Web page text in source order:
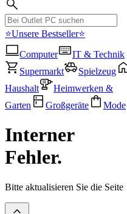
⭐Unsere Bestseller⭐
Computer
IT & Technik
Supermarkt
Spielzeug
Haushalt
Heimwerken &
Garten
Großgeräte Mode
Interner
Fehler.
Bitte aktualisieren Sie die Seite